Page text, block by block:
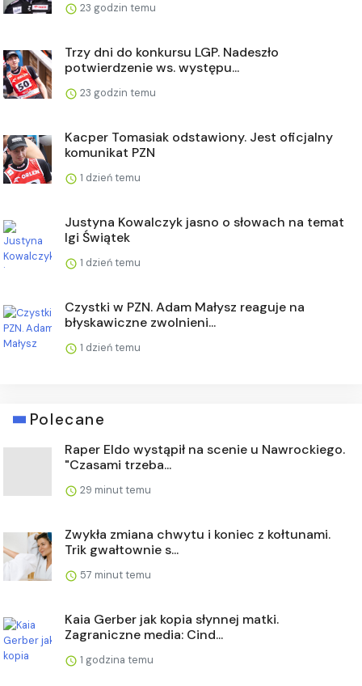
23 godzin temu
Trzy dni do konkursu LGP. Nadeszło
potwierdzenie ws. występu...
23 godzin temu
Kacper Tomasiak odstawiony. Jest oficjalny
komunikat PZN
1 dzień temu
Justyna Kowalczyk jasno o słowach na temat
Igi Świątek
1 dzień temu
Czystki w PZN. Adam Małysz reaguje na
błyskawiczne zwolnieni...
1 dzień temu
Polecane
Raper Eldo wystąpił na scenie u Nawrockiego.
"Czasami trzeba...
29 minut temu
Zwykła zmiana chwytu i koniec z kołtunami.
Trik gwałtownie s...
57 minut temu
Kaia Gerber jak kopia słynnej matki.
Zagraniczne media: Cind...
1 godzina temu